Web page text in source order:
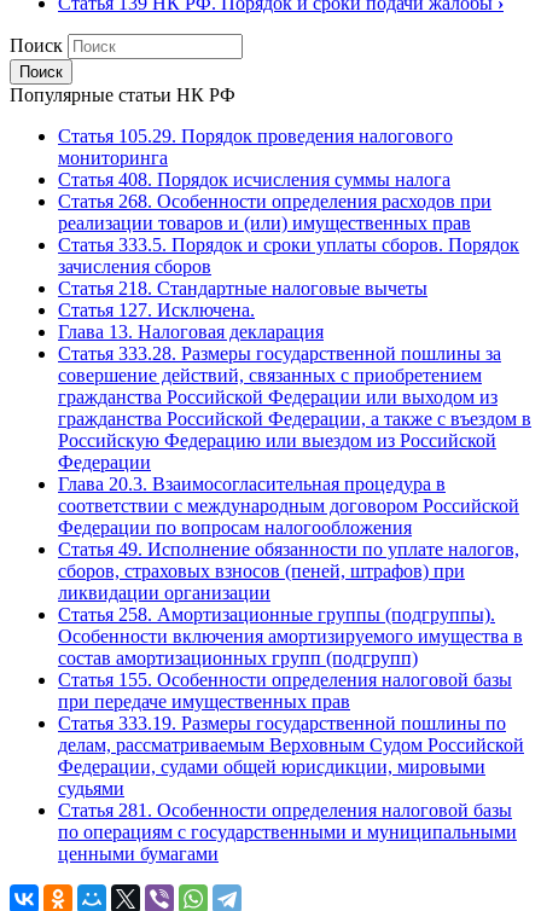
Поиск
Популярные статьи НК РФ
Статья 105.29. Порядок проведения налогового
мониторинга
Статья 408. Порядок исчисления суммы налога
Статья 268. Особенности определения расходов при
реализации товаров и (или) имущественных прав
Статья 333.5. Порядок и сроки уплаты сборов. Порядок
зачисления сборов
Статья 218. Стандартные налоговые вычеты
Статья 127. Исключена.
Глава 13. Налоговая декларация
Статья 333.28. Размеры государственной пошлины за
совершение действий, связанных с приобретением
гражданства Российской Федерации или выходом из
гражданства Российской Федерации, а также с въездом в
Российскую Федерацию или выездом из Российской
Федерации
Глава 20.3. Взаимосогласительная процедура в
соответствии с международным договором Российской
Федерации по вопросам налогообложения
Статья 49. Исполнение обязанности по уплате налогов,
сборов, страховых взносов (пеней, штрафов) при
ликвидации организации
Статья 258. Амортизационные группы (подгруппы).
Особенности включения амортизируемого имущества в
состав амортизационных групп (подгрупп)
Статья 155. Особенности определения налоговой базы
при передаче имущественных прав
Статья 333.19. Размеры государственной пошлины по
делам, рассматриваемым Верховным Судом Российской
Федерации, судами общей юрисдикции, мировыми
судьями
Статья 281. Особенности определения налоговой базы
по операциям с государственными и муниципальными
ценными бумагами